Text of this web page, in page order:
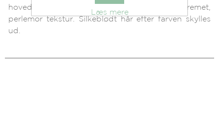
hovedbunden. Samtidig giver den en cremet,
perlemor tekstur. Silkeblødt hår efter farven skylles
ud.
Læs mere